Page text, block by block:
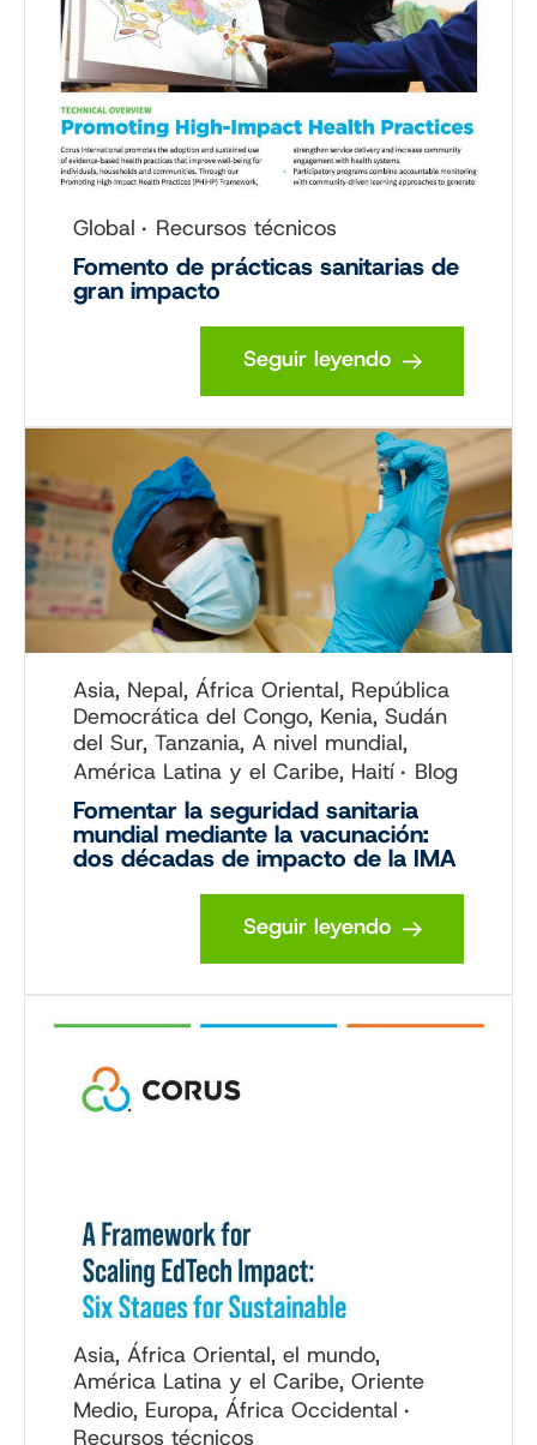
Global Recursos técnicos
Fomento de prácticas sanitarias de
gran impacto
Seguir leyendo
Asia, Nepal, África Oriental, República
Democrática del Congo, Kenia, Sudán
del Sur, Tanzania, A nivel mundial,
América Latina y el Caribe, Haití
Blog
Fomentar la seguridad sanitaria
mundial mediante la vacunación:
dos décadas de impacto de la IMA
Seguir leyendo
Asia, África Oriental, el mundo,
América Latina y el Caribe, Oriente
Medio, Europa, África Occidental
Recursos técnicos